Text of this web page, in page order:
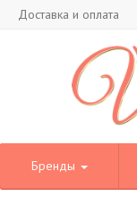
Доставка и оплата
Бренды